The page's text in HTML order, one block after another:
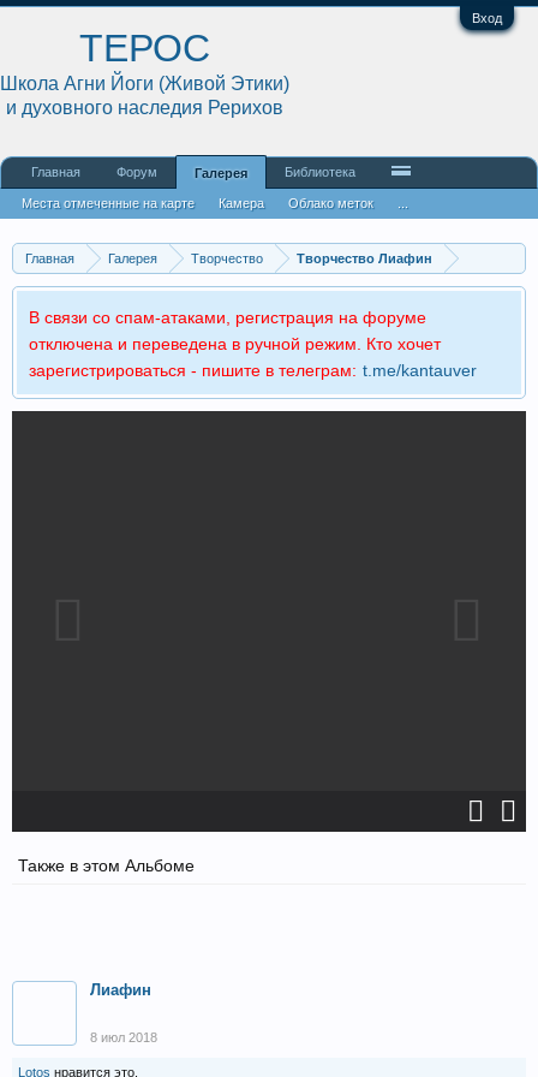
Вход
Главная Галерея Творчество Творчество Лиафин
В связи со спам-атаками, регистрация на форуме
отключена и переведена в ручной режим. Кто хочет
зарегистрироваться - пишите в телеграм: t.me/kantauver
Также в этом Альбоме
Лиафин
8 июл 2018
Lotos нравится это.
ТЕРОС
Школа Агни Йоги (Живой Этики)
и духовного наследия Рерихов
Главная Форум Галерея
Места отмеченные на карте Камера Облако меток
Библиотека